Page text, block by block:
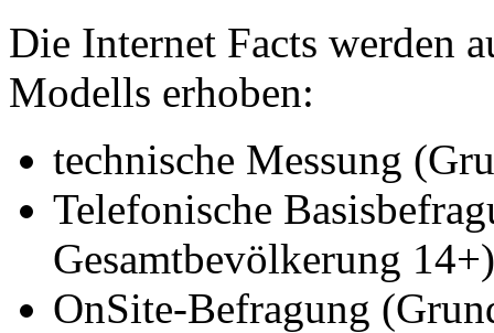
Die Internet Facts werden
Modells erhoben:
technische Messung
Telefonische
Gesamtbevölkerung 14+)
OnSite-Befragung